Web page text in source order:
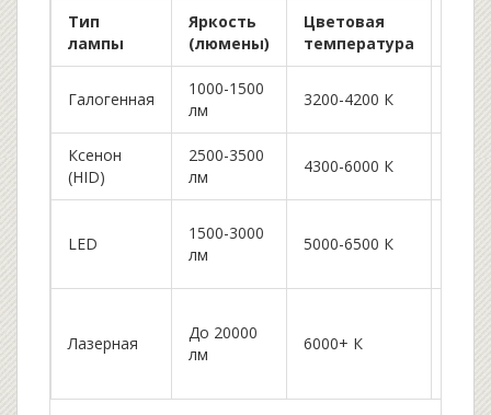
Тип
лампы
Яркость
(люмены)
Цветовая
температура
Галогенная
1000-1500
лм
3200-4200 К
Ксенон
(HID)
2500-3500
лм
4300-6000 К
LED
1500-3000
лм
5000-6500 К
Лазерная
До 20000
лм
6000+ К